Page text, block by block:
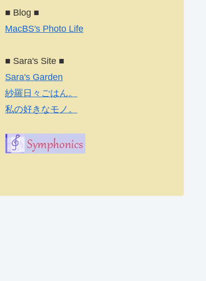
■ Blog ■
MacBS's Photo Life
■ Sara's Site ■
Sara's Garden
紗羅日々ごはん。
私の好きなモノ。